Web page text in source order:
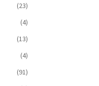
(23)
(4)
(13)
(4)
(91)